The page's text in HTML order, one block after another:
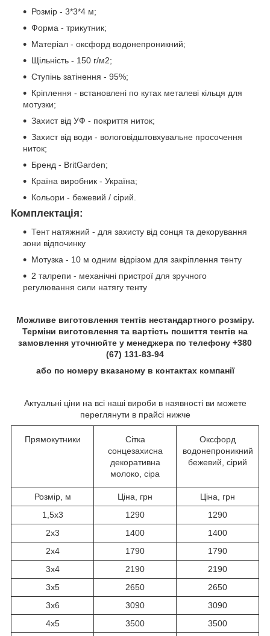
Розмір - 3*3*4 м;
Форма - трикутник;
Матеріал - оксфорд водонепроникний;
Щільність - 150 г/м2;
Ступінь затінення - 95%;
Кріплення - встановлені по кутах металеві кільця для
мотузки;
Захист від УФ - покриття ниток;
Захист від води - вологовідштовхувальне просочення
ниток;
Бренд - BritGarden;
Країна виробник - Україна;
Кольори - бежевий / сірий.
Комплектація:
Тент натяжний - для захисту від сонця та декорування
зони відпочинку
Мотузка - 10 м одним відрізом для закріплення тенту
2 талрепи - механічні пристрої для зручного
регулювання сили натягу тенту
Можливе виготовлення тентів нестандартного розміру.
Терміни виготовлення та вартість пошиття тентів на
замовлення уточнюйте у менеджера по телефону +380
(67) 131-83-94
або по номеру вказаному в контактах компанії
Актуальні ціни на всі наші вироби в наявності ви можете
переглянути в прайсі нижче
Прямокутники
Сітка
сонцезахисна
декоративна
молоко, сіра
Оксфорд
водонепроникний
бежевий, сірий
Розмір, м Ціна, грн
Ціна, грн
1,5x3
1290
1290
2x3
1400
1400
2x4
1790
1790
3x4
2190
2190
3x5
2650
2650
3x6
3090
3090
4x5
3500
3500